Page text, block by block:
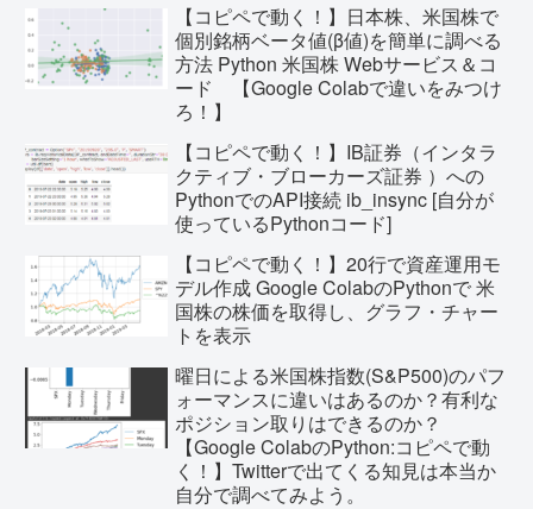
【コピペで動く！】日本株、米国株で
個別銘柄ベータ値(β値)を簡単に調べる
方法 Python 米国株 Webサービス＆コ
ード 【Google Colabで違いをみつけ
ろ！】
【コピペで動く！】IB証券（インタラ
クティブ・ブローカーズ証券 ）への
PythonでのAPI接続 ib_insync [自分が
使っているPythonコード]
【コピペで動く！】20行で資産運用モ
デル作成 Google ColabのPythonで 米
国株の株価を取得し、グラフ・チャー
トを表示
曜日による米国株指数(S&P500)のパフ
ォーマンスに違いはあるのか？有利な
ポジション取りはできるのか？
【Google ColabのPython:コピペで動
く！】Twitterで出てくる知見は本当か
自分で調べてみよう。